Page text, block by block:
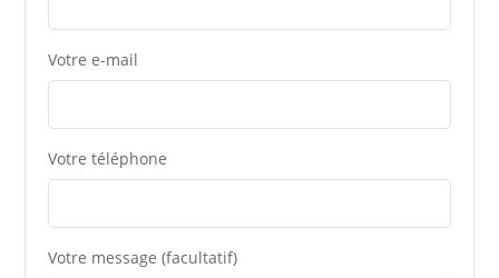
Votre e-mail
Votre téléphone
Votre message (facultatif)